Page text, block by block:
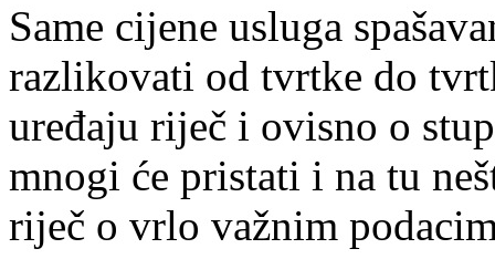
Same cijene usluga
razlikovati od tvrtke do
uređaju riječ i ovisno o
mnogi će pristati i na tu
riječ o vrlo važnim